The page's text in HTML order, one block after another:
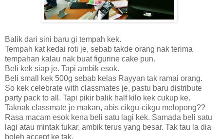
Balik dari sini baru gi tempah kek.
Tempah kat kedai roti je, sebab takde orang nak terima
tempahan kalau nak buat figurine cake pun.
Beli kek siap je. Tapi ambik esok.
Beli small kek 500g sebab kelas Rayyan tak ramai orang.
So kek celebrate with classmates je, pastu baru distribute
party pack to all. Tapi pikir balik half kilo kek cukup ke.
Taknak classmate je makan, abis cikgu-cikgu melopong??
Rasa macam esok kena beli satu lagi kek. Samada beli satu
lagi atau mintak tukar, ambik terus yang besar. Tak tau la dia
boleh accept ke tak.